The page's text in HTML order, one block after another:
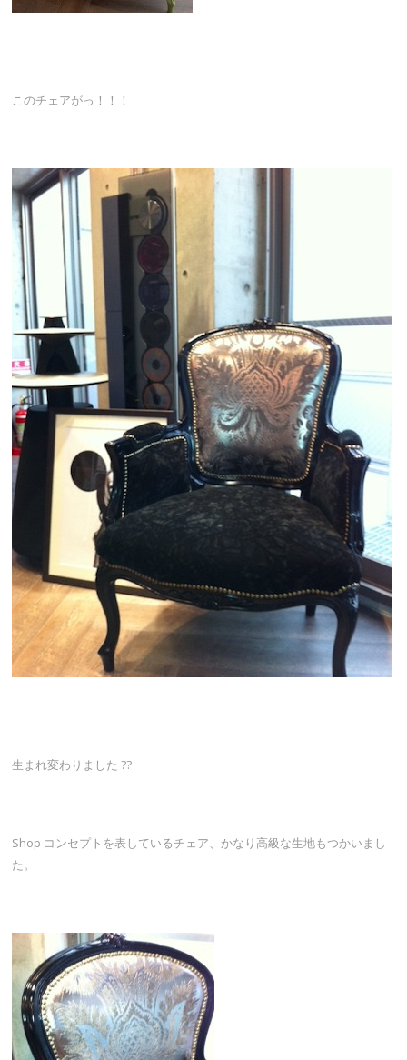
このチェアがっ！！！
生まれ変わりました ??
Shop コンセプトを表しているチェア、かなり高級な生地もつかいまし
た。